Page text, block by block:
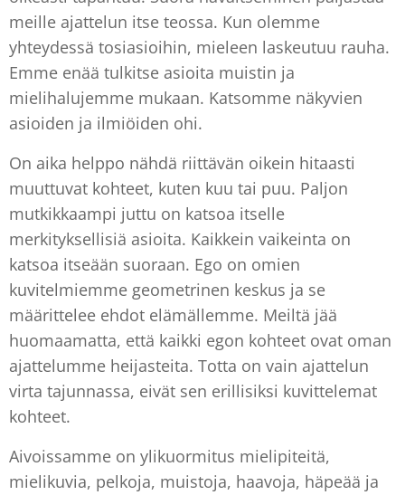
meille ajattelun itse teossa. Kun olemme
yhteydessä tosiasioihin, mieleen laskeutuu rauha.
Emme enää tulkitse asioita muistin ja
mielihalujemme mukaan. Katsomme näkyvien
asioiden ja ilmiöiden ohi.
On aika helppo nähdä riittävän oikein hitaasti
muuttuvat kohteet, kuten kuu tai puu. Paljon
mutkikkaampi juttu on katsoa itselle
merkityksellisiä asioita. Kaikkein vaikeinta on
katsoa itseään suoraan. Ego on omien
kuvitelmiemme geometrinen keskus ja se
määrittelee ehdot elämällemme. Meiltä jää
huomaamatta, että kaikki egon kohteet ovat oman
ajattelumme heijasteita. Totta on vain ajattelun
virta tajunnassa, eivät sen erillisiksi kuvittelemat
kohteet.
Aivoissamme on ylikuormitus mielipiteitä,
mielikuvia, pelkoja, muistoja, haavoja, häpeää ja